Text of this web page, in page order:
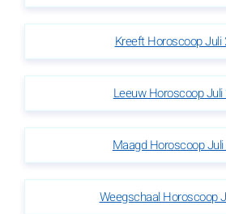
Kreeft Horoscoop Juli
Leeuw Horoscoop Juli
Maagd Horoscoop
Weegschaal Horoscoop